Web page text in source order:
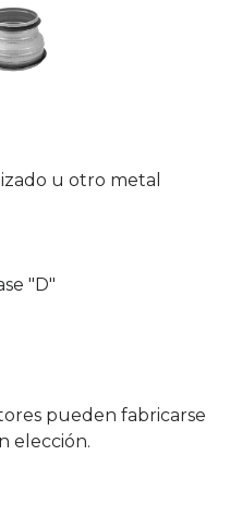
u otro metal
"D"
pueden fabricarse
elección.